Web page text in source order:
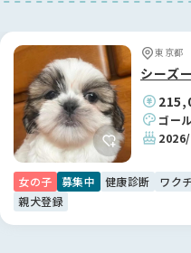
東京都
シーズー
ゴー
女の子 募集中 健康診断
ワク
親犬登録